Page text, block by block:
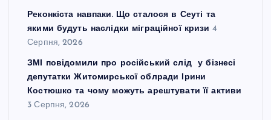
Реконкіста навпаки. Що сталося в Сеуті та
якими будуть наслідки міграційної кризи 4
Серпня, 2026
ЗМІ повідомили про російський слід у бізнесі
депутатки Житомирської облради Ірини
Костюшко та чому можуть арештувати її активи
3 Серпня, 2026